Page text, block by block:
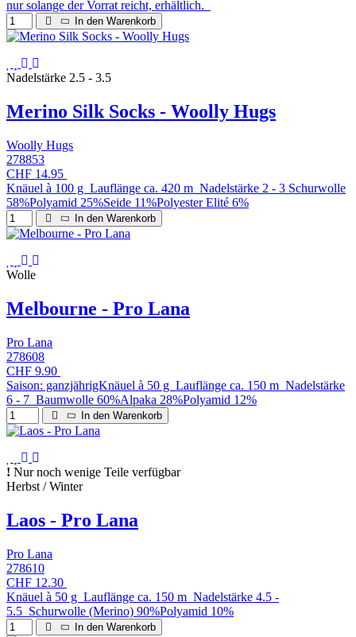
nur solange der Vorrat reicht, erhältlich.
In den Warenkorb
Nadelstärke 2.5 - 3.5
Merino Silk Socks - Woolly Hugs
Woolly Hugs
278853
CHF 14.95
Knäuel à 100 g Lauflänge ca. 420 m Nadelstärke 2 - 3 Schurwolle
58%Polyamid 25%Seide 11%Polyester Elité 6%
In den Warenkorb
Wolle
Melbourne - Pro Lana
Pro Lana
278608
CHF 9.90
Saison: ganzjährigKnäuel à 50 g Lauflänge ca. 150 m Nadelstärke
6 - 7 Baumwolle 60%Alpaka 28%Polyamid 12%
In den Warenkorb
Nur noch wenige Teile verfügbar
Herbst / Winter
Laos - Pro Lana
Pro Lana
278610
CHF 12.30
Knäuel à 50 g Lauflänge ca. 150 m Nadelstärke 4.5 -
5.5 Schurwolle (Merino) 90%Polyamid 10%
In den Warenkorb